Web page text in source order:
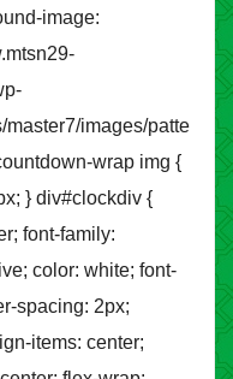
image:
master7/images/patte
wrap img {
} div#clockdiv {
font-family:
color: white; font-
spacing: 2px;
items: center;